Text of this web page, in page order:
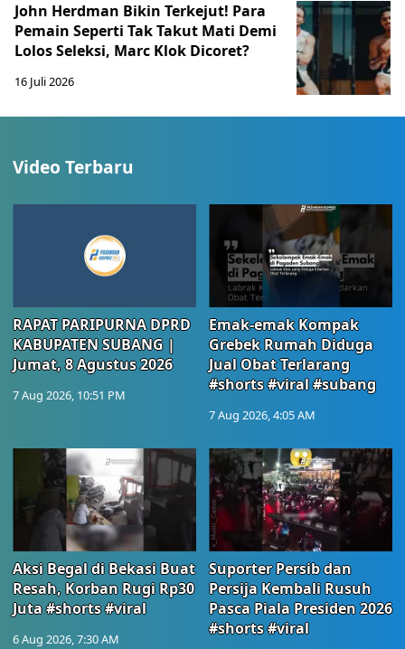
John Herdman Bikin Terkejut! Para
Pemain Seperti Tak Takut Mati Demi
Lolos Seleksi, Marc Klok Dicoret?
16 Juli 2026
Video Terbaru
RAPAT PARIPURNA DPRD
KABUPATEN SUBANG |
Jumat, 8 Agustus 2026
7 Aug 2026, 10:51 PM
Emak-emak Kompak
Grebek Rumah Diduga
Jual Obat Terlarang
#shorts #viral #subang
7 Aug 2026, 4:05 AM
Aksi Begal di Bekasi Buat
Resah, Korban Rugi Rp30
Juta #shorts #viral
6 Aug 2026, 7:30 AM
Suporter Persib dan
Persija Kembali Rusuh
Pasca Piala Presiden 2026
#shorts #viral